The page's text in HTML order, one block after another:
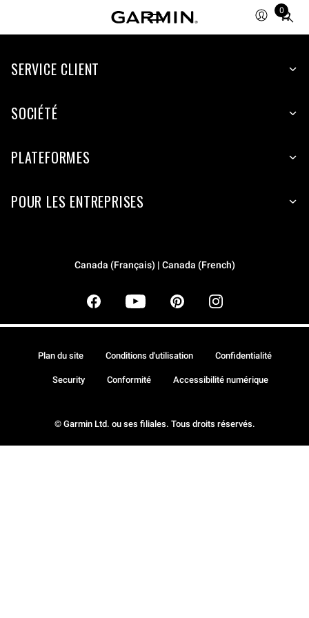
0
Total
items
cart:
SERVICE CLIENT
SOCIÉTÉ
PLATEFORMES
POUR LES ENTREPRISES
Canada (Français) | Canada (French)
© Garmin Ltd. ou ses filiales. Tous droits réservés.
Plan du site Conditions d'utilisation Confidentialité
Security Conformité Accessibilité numérique